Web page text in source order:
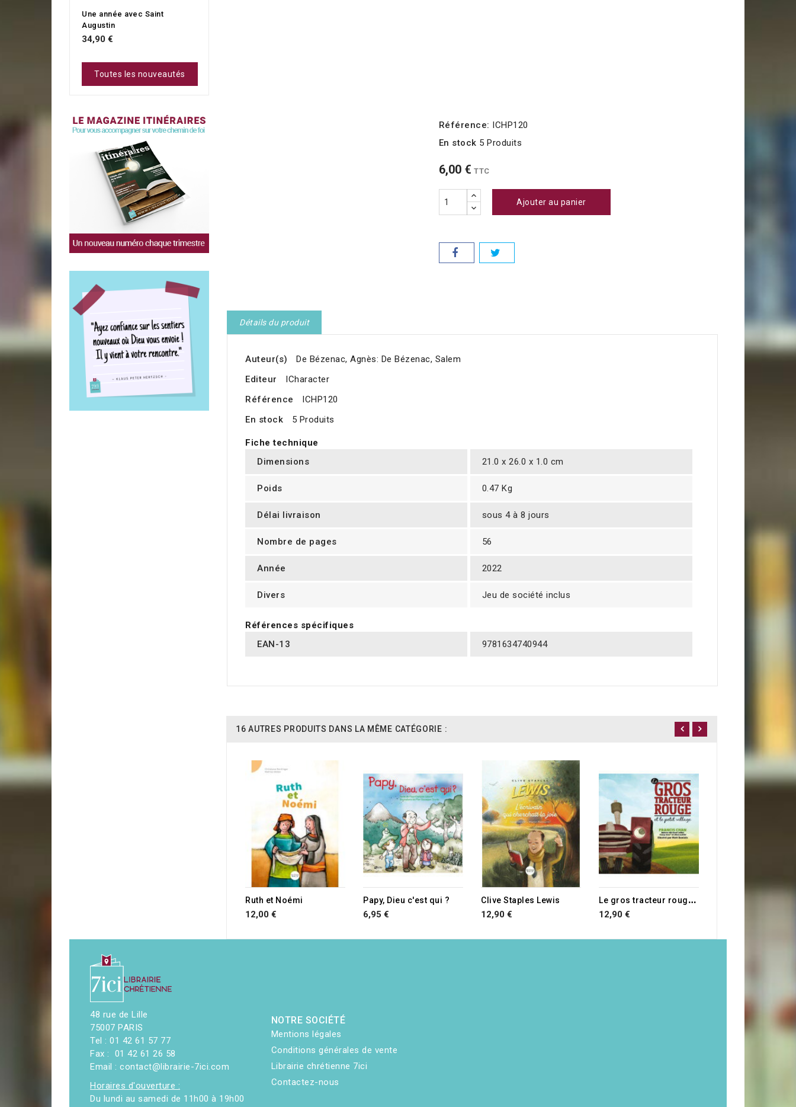
Référence: ICHP120
En stock 5 Produits
6,00 € TTC
Ajouter au panier
Détails du produit
Auteur(s)
De Bézenac, Agnès: De Bézenac, Salem
Editeur
ICharacter
Référence
ICHP120
En stock
5 Produits
Fiche technique
Dimensions
21.0 x 26.0 x 1.0 cm
Poids 0.47 Kg
Délai livraison sous 4 à 8 jours
Nombre de pages 56
Année 2022
Divers Jeu de société inclus
Références spécifiques
EAN-13
9781634740944
16 AUTRES PRODUITS DANS LA MÊME CATÉGORIE :
Ruth et Noémi
12,00 €
Papy, Dieu c'est qui ?
6,95 €
Clive Staples Lewis
12,90 €
L
e gros tracteur rouge et le petit village
12,90 €
L'histoire de
Une année avec Saint
Augustin
34,90 €
Toutes les nouveautés
48 rue de Lille
75007 PARIS
Tel : 01 42 61 57 77
Fax : 01 42 61 26 58
Email : contact@librairie-7ici.com
Horaires d'ouverture :
Du lundi au samedi de 11h00 à 19h00
NOTRE SOCIÉTÉ
Mentions légales
Conditions générales de vente
Librairie chrétienne 7ici
Contactez-nous